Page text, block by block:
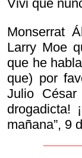
Vivi que
Monserrat
Larry Moe
que he
que) por
Julio César
drogadicta!
mañana”, 9